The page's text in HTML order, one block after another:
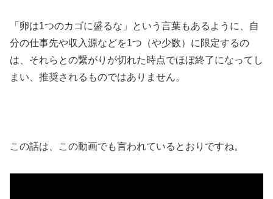
「卵は1つのカゴに盛るな」という言葉もあるように、自
分の仕事先や収入源などを1つ（や少数）に限定するの
は、それらとの繋がりが切れた時点でほぼ終了になってし
まい、推奨されるものではありません。
この話は、この動画でも言われているとおりですね。